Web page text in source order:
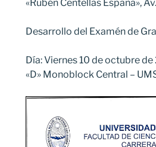
«Rubén Centellas España»,
Desarrollo del Examén de
Día: Viernes 10 de octubre
«D» Monoblock Central –